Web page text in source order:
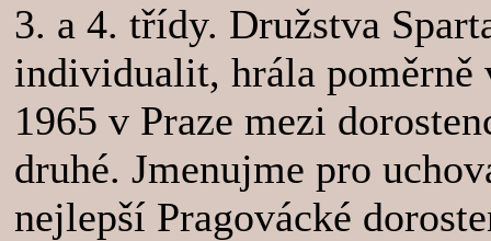
3. a 4. třídy. Družstva
individualit, hrála poměrně
1965 v Praze mezi
druhé. Jmenujme pro
nejlepší Pragovácké